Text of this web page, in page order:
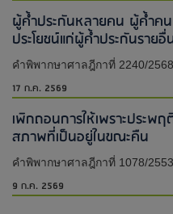
ผู้ค้ำประกันหลายคน ผู้ค้ำค
ประโยชน์แก่ผู้ค้ำประกันรา
คำพิพากษาศาลฎีกาที่ 2240/2568
17 ก.ค. 2569
เพิกถอนการให้เพราะประ
สภาพที่เป็นอยู่ในขณะคืน
คำพิพากษาศาลฎีกาที่ 1078/2553
9 ก.ค. 2569